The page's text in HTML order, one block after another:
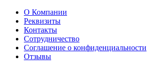
О Компании
Реквизиты
Контакты
Сотрудничество
Соглашение о конфиденциальности
Отзывы